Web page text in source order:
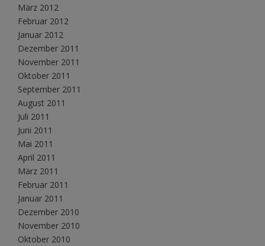
März 2012
Februar 2012
Januar 2012
Dezember 2011
November 2011
Oktober 2011
September 2011
August 2011
Juli 2011
Juni 2011
Mai 2011
April 2011
März 2011
Februar 2011
Januar 2011
Dezember 2010
November 2010
Oktober 2010